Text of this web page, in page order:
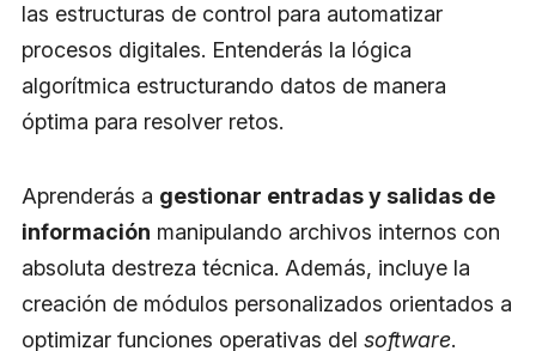
las estructuras de control para automatizar
procesos digitales. Entenderás la lógica
algorítmica estructurando datos de manera
óptima para resolver retos.
Aprenderás a gestionar entradas y salidas de
información manipulando archivos internos con
absoluta destreza técnica. Además, incluye la
creación de módulos personalizados orientados a
optimizar funciones operativas del software.